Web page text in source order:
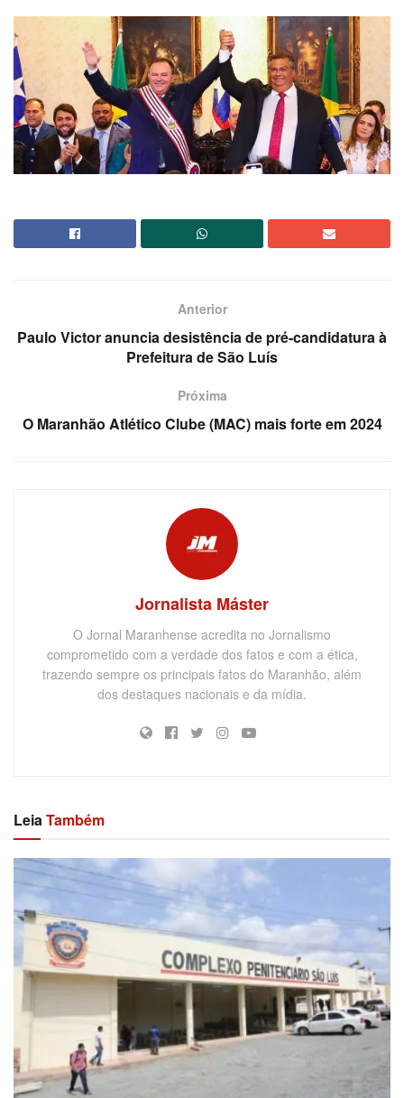
Anterior
Paulo Victor anuncia desistência de pré-candidatura à
Prefeitura de São Luís
Próxima
O Maranhão Atlético Clube (MAC) mais forte em 2024
Jornalista Máster
O Jornal Maranhense acredita no Jornalismo
comprometido com a verdade dos fatos e com a ética,
trazendo sempre os principais fatos do Maranhão, além
dos destaques nacionais e da mídia.
LeiaTambém